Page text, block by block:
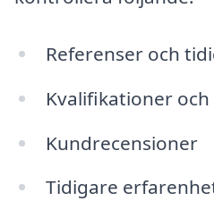
Referenser och
Kvalifikationer
Kundrecensioner
Tidigare